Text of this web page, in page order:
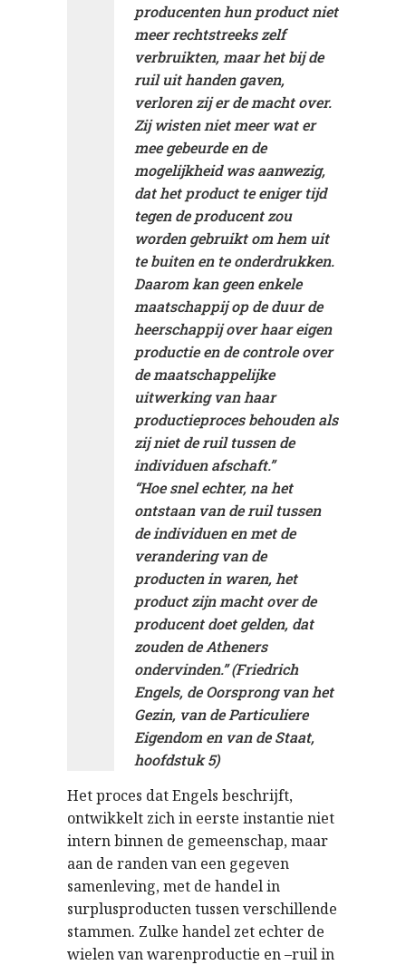
producenten hun product niet
meer rechtstreeks zelf
verbruikten, maar het bij de
ruil uit handen gaven,
verloren zij er de macht over.
Zij wisten niet meer wat er
mee gebeurde en de
mogelijkheid was aanwezig,
dat het product te eniger tijd
tegen de producent zou
worden gebruikt om hem uit
te buiten en te onderdrukken.
Daarom kan geen enkele
maatschappij op de duur de
heerschappij over haar eigen
productie en de controle over
de maatschappelijke
uitwerking van haar
productieproces behouden als
zij niet de ruil tussen de
individuen afschaft.”
“Hoe snel echter, na het
ontstaan van de ruil tussen
de individuen en met de
verandering van de
producten in waren, het
product zijn macht over de
producent doet gelden, dat
zouden de Atheners
ondervinden.” (Friedrich
Engels, de Oorsprong van het
Gezin, van de Particuliere
Eigendom en van de Staat,
hoofdstuk 5)
Het proces dat Engels beschrijft,
ontwikkelt zich in eerste instantie niet
intern binnen de gemeenschap, maar
aan de randen van een gegeven
samenleving, met de handel in
surplusproducten tussen verschillende
stammen. Zulke handel zet echter de
wielen van warenproductie en –ruil in